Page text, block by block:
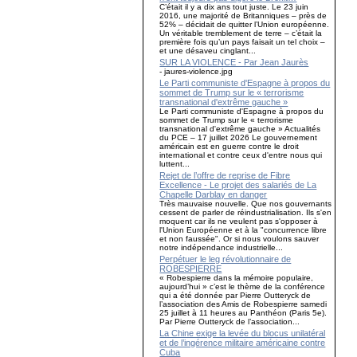
C’était il y a dix ans tout juste. Le 23 juin
2016, une majorité de Britanniques – près de
52% – décidait de quitter l’Union européenne.
Un véritable tremblement de terre – c’était la
première fois qu’un pays faisait un tel choix –
et une désaveu cinglant...
SUR LA VIOLENCE - Par Jean Jaurès
- jaures-violence.jpg
Le Parti communiste d'Espagne à propos du
sommet de Trump sur le « terrorisme
transnational d'extrême gauche »
Le Parti communiste d'Espagne à propos du
sommet de Trump sur le « terrorisme
transnational d'extrême gauche » Actualités
du PCE – 17 juillet 2026 Le gouvernement
américain est en guerre contre le droit
international et contre ceux d'entre nous qui
luttent...
Rejet de l’offre de reprise de Fibre
Excellence - Le projet des salariés de La
Chapelle Darblay en danger
Très mauvaise nouvelle. Que nos gouvernants
cessent de parler de réindustrialisation. Ils s'en
moquent car ils ne veulent pas s'opposer à
l'Union Européenne et à la "concurrence libre
et non faussée". Or si nous voulons sauver
notre indépendance industrielle...
Perpétuer le leg révolutionnaire de
ROBESPIERRE
« Robespierre dans la mémoire populaire,
aujourd’hui » c’est le thème de la conférence
qui a été donnée par Pierre Outteryck de
l’association des Amis de Robespierre samedi
25 juillet à 11 heures au Panthéon (Paris 5e).
Par Pierre Outteryck de l’association...
La Chine exige la levée du blocus unilatéral
et de l’ingérence militaire américaine contre
Cuba